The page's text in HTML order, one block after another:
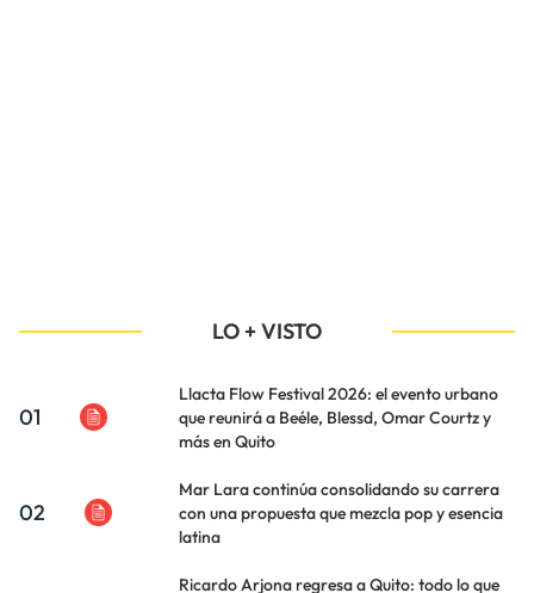
LO + VISTO
01
Llacta Flow Festival 2026: el evento urbano
que reunirá a Beéle, Blessd, Omar Courtz y
más en Quito
02
Mar Lara continúa consolidando su carrera
con una propuesta que mezcla pop y esencia
latina
Ricardo Arjona regresa a Quito: todo lo que